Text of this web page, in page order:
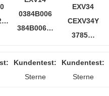
0384B006
384B006…
EXV34
CEXV34Y
3785…
Kundentest:
Sterne
Kundentest:
Sterne